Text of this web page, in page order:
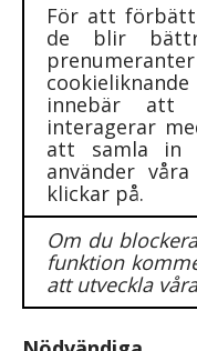
För att
de blir
innebär att
interagerar
att samla in
använder
klickar på.
Om du
funktion
att utveckla